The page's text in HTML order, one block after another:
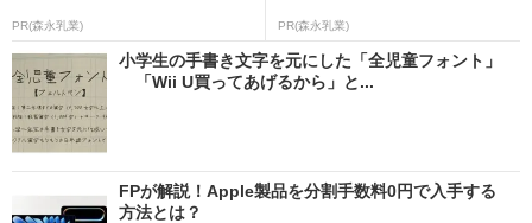
PR(森永乳業) PR(森永乳業)
小学生の手書き文字を元にした「全児童フォント」
「Wii U買ってあげるから」と...
FPが解説！Apple製品を分割手数料0円で入手する
方法とは？